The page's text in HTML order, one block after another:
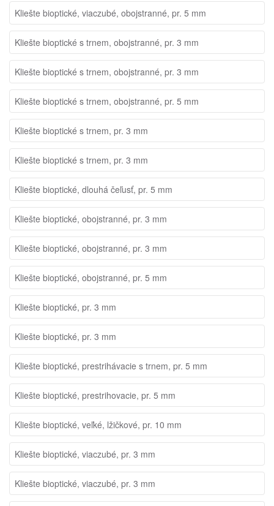
Kliešte bioptické, viaczubé, obojstranné, pr. 5 mm
Kliešte bioptické s trnem, obojstranné, pr. 3 mm
Kliešte bioptické s trnem, obojstranné, pr. 3 mm
Kliešte bioptické s trnem, obojstranné, pr. 5 mm
Kliešte bioptické s trnem, pr. 3 mm
Kliešte bioptické s trnem, pr. 3 mm
Kliešte bioptické, dlouhá čeľusť, pr. 5 mm
Kliešte bioptické, obojstranné, pr. 3 mm
Kliešte bioptické, obojstranné, pr. 3 mm
Kliešte bioptické, obojstranné, pr. 5 mm
Kliešte bioptické, pr. 3 mm
Kliešte bioptické, pr. 3 mm
Kliešte bioptické, prestrihávacie s trnem, pr. 5 mm
Kliešte bioptické, prestrihovacie, pr. 5 mm
Kliešte bioptické, veľké, lžičkové, pr. 10 mm
Kliešte bioptické, viaczubé, pr. 3 mm
Kliešte bioptické, viaczubé, pr. 3 mm